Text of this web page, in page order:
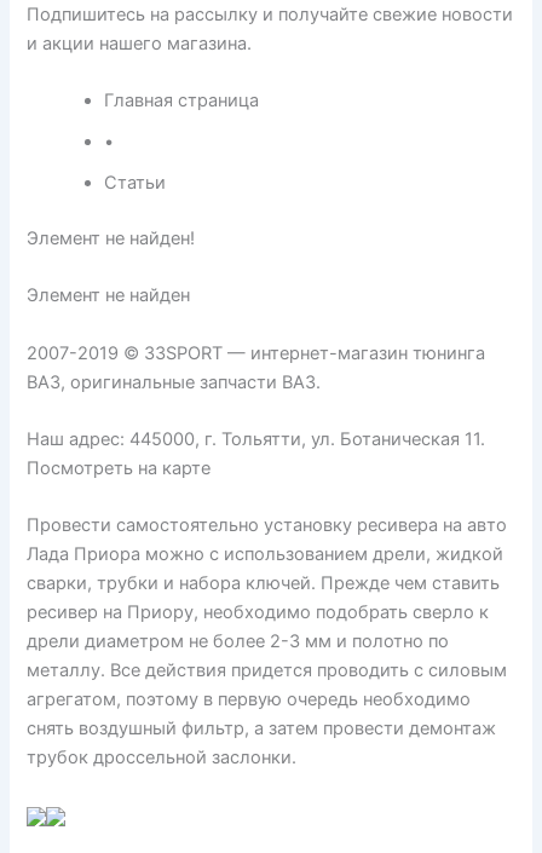
Подпишитесь на рассылку и получайте свежие новости
и акции нашего магазина.
Главная страница
•
Статьи
Элемент не найден!
Элемент не найден
2007-2019 © 33SPORT — интернет-магазин тюнинга
ВАЗ, оригинальные запчасти ВАЗ.
Наш адрес: 445000, г. Тольятти, ул. Ботаническая 11.
Посмотреть на карте
Провести самостоятельно установку ресивера на авто
Лада Приора можно с использованием дрели, жидкой
сварки, трубки и набора ключей. Прежде чем ставить
ресивер на Приору, необходимо подобрать сверло к
дрели диаметром не более 2-3 мм и полотно по
металлу. Все действия придется проводить с силовым
агрегатом, поэтому в первую очередь необходимо
снять воздушный фильтр, а затем провести демонтаж
трубок дроссельной заслонки.